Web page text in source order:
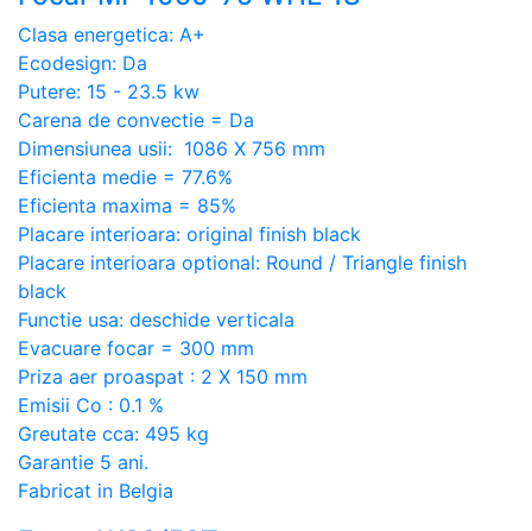
Clasa energetica: A+
Ecodesign: Da
Putere: 15 - 23.5 kw
Carena de convectie = Da
Dimensiunea usii: 1086 X 756 mm
Eficienta medie = 77.6%
Eficienta maxima = 85%
Placare interioara: original finish black
Placare interioara optional: Round / Triangle finish
black
Functie usa: deschide verticala
Evacuare focar = 300 mm
Priza aer proaspat : 2 X 150 mm
Emisii Co : 0.1 %
Greutate cca: 495 kg
Garantie 5 ani.
Fabricat in Belgia